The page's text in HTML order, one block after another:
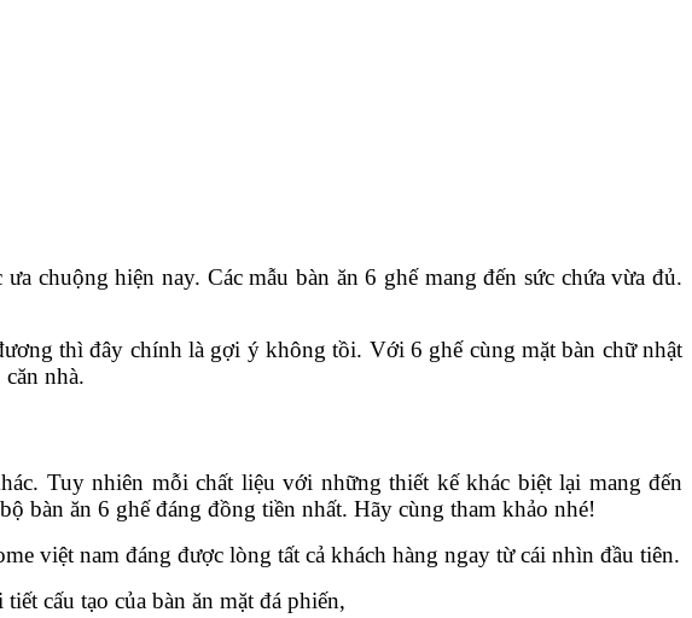
chuộng hiện nay. Các mẫu bàn ăn 6 ghế mang đến sức chứa vừa đủ.
thì đây chính là gợi ý không tồi. Với 6 ghế cùng mặt bàn chữ nhật
nhà.
Tuy nhiên mỗi chất liệu với những thiết kế khác biệt lại mang đến
bàn ăn 6 ghế đáng đồng tiền nhất. Hãy cùng tham khảo nhé!
việt nam đáng được lòng tất cả khách hàng ngay từ cái nhìn đầu tiên.
cấu tạo của bàn ăn mặt đá phiến,